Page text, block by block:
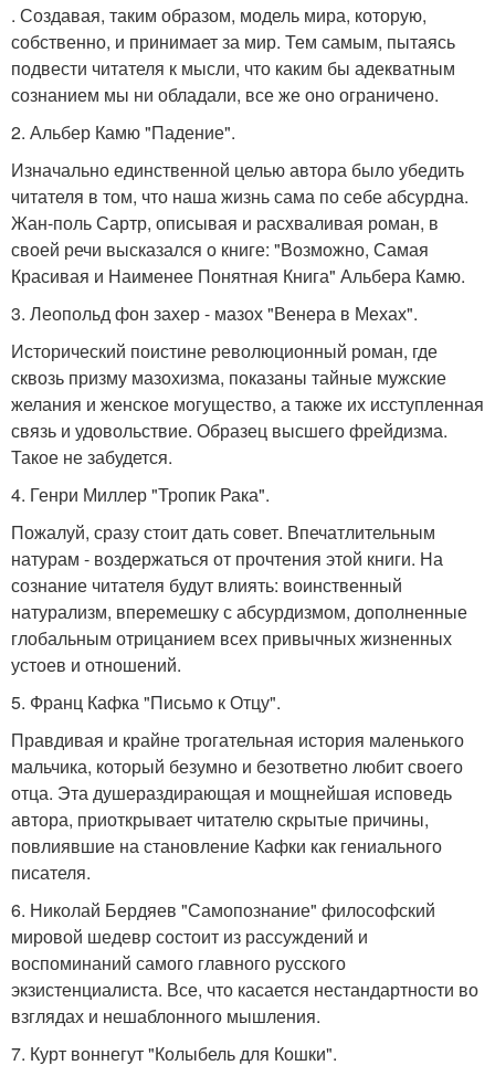
. Создавая, таким образом, модель мира, которую,
собственно, и принимает за мир. Тем самым, пытаясь
подвести читателя к мысли, что каким бы адекватным
сознанием мы ни обладали, все же оно ограничено.
2. Альбер Камю "Падение".
Изначально единственной целью автора было убедить
читателя в том, что наша жизнь сама по себе абсурдна.
Жан-поль Сартр, описывая и расхваливая роман, в
своей речи высказался о книге: "Возможно, Самая
Красивая и Наименее Понятная Книга" Альбера Камю.
3. Леопольд фон захер - мазох "Венера в Мехах".
Исторический поистине революционный роман, где
сквозь призму мазохизма, показаны тайные мужские
желания и женское могущество, а также их исступленная
связь и удовольствие. Образец высшего фрейдизма.
Такое не забудется.
4. Генри Миллер "Тропик Рака".
Пожалуй, сразу стоит дать совет. Впечатлительным
натурам - воздержаться от прочтения этой книги. На
сознание читателя будут влиять: воинственный
натурализм, вперемешку с абсурдизмом, дополненные
глобальным отрицанием всех привычных жизненных
устоев и отношений.
5. Франц Кафка "Письмо к Отцу".
Правдивая и крайне трогательная история маленького
мальчика, который безумно и безответно любит своего
отца. Эта душераздирающая и мощнейшая исповедь
автора, приоткрывает читателю скрытые причины,
повлиявшие на становление Кафки как гениального
писателя.
6. Николай Бердяев "Самопознание" философский
мировой шедевр состоит из рассуждений и
воспоминаний самого главного русского
экзистенциалиста. Все, что касается нестандартности во
взглядах и нешаблонного мышления.
7. Курт воннегут "Колыбель для Кошки".